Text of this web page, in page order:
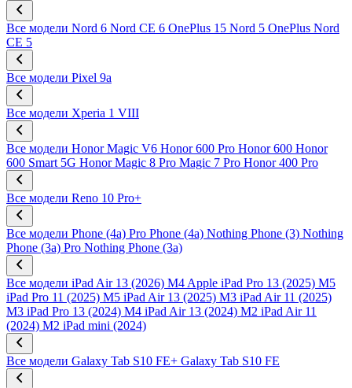
Все модели Nord 6 Nord CE 6 OnePlus 15 Nord 5 OnePlus Nord
CE 5
Все модели Pixel 9a
Все модели Xperia 1 VIII
Все модели Honor Magic V6 Honor 600 Pro Honor 600 Honor
600 Smart 5G Honor Magic 8 Pro Magic 7 Pro Honor 400 Pro
Все модели Reno 10 Pro+
Все модели Phone (4a) Pro Phone (4a) Nothing Phone (3) Nothing
Phone (3a) Pro Nothing Phone (3a)
Все модели iPad Air 13 (2026) M4 Apple iPad Pro 13 (2025) M5
iPad Pro 11 (2025) M5 iPad Air 13 (2025) M3 iPad Air 11 (2025)
M3 iPad Pro 13 (2024) M4 iPad Air 13 (2024) M2 iPad Air 11
(2024) M2 iPad mini (2024)
Все модели Galaxy Tab S10 FE+ Galaxy Tab S10 FE